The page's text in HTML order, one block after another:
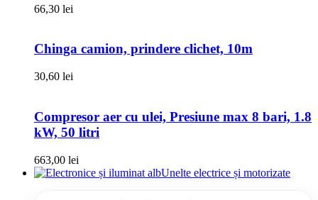
66,30 lei
Chinga camion, prindere clichet, 10m
30,60 lei
Compresor aer cu ulei, Presiune max 8 bari, 1.8
kW, 50 litri
663,00 lei
Unelte electrice și motorizate